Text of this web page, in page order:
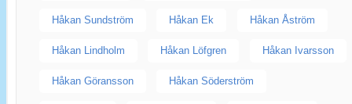
Håkan Sundström Håkan Ek Håkan Åström
Håkan Lindholm Håkan Löfgren Håkan Ivarsson
Håkan Göransson Håkan Söderström